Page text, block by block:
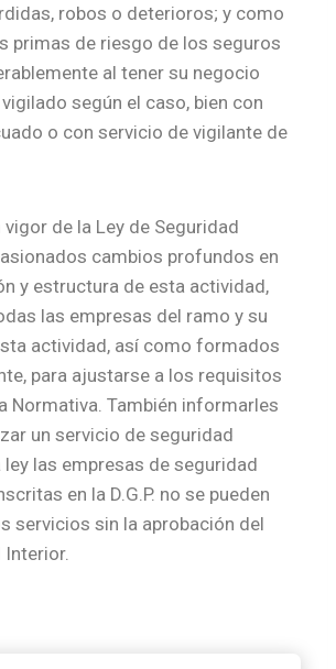
robos o deterioros; y como
primas de riesgo de los seguros
al tener su negocio
según el caso, bien con
o con servicio de vigilante de
vigor de la Ley de Seguridad
cambios profundos en
y estructura de esta actividad,
las empresas del ramo y su
actividad, así como formados
para ajustarse a los requisitos
Normativa. También informarles
un servicio de seguridad
las empresas de seguridad
en la D.G.P. no se pueden
servicios sin la aprobación del
Interior.